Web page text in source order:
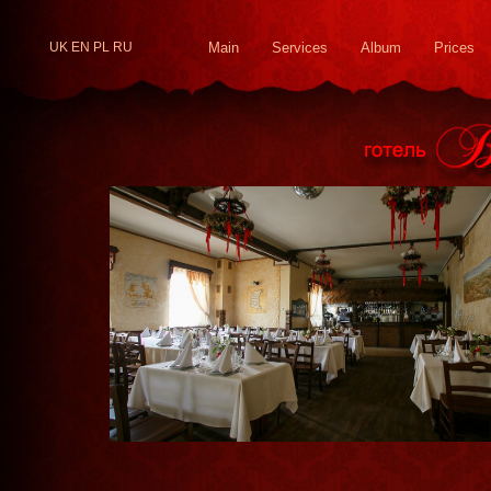
UK EN PL RU Main Services Album Prices